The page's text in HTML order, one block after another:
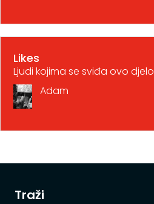
Traži
Likes
Ljudi kojima se sviđa ovo djelo
Adam